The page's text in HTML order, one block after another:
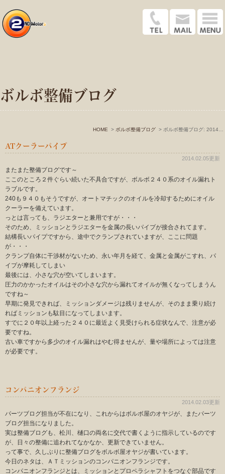
ボルボ整備ブログ
HOME ボルボ整備ブログ
ATクーラーパイプ
2014.02.05更新
またまた整備ブログです～
ここのところ２件ぐらい続いた不具合ですが、ボルボ２４０系のオイル漏れト
ラブルです。
240も９４０もそうですが、オートマチックのオイルを冷却するためにオイル
クーラーを備えています。
っとは言っても、ラジエターと兼用ですが・・・
そのため、ミッションとラジエターを金属の長いパイプが接合されてます。
結構長いパイプですから、途中でクランプされていますが、ここに問題
が・・・
クランプ自体に干渉材がないため、永い年月を経て、金属と金属がこすれ、パ
イプが摩耗してしまい
最後には、小さな穴が空いてしまいます。
圧力のかかったオイルはその小さな穴から漏れてオイルが無くなってしまうん
ですね～
早期に発見できれば、ミッションダメージは残りませんが、そのまま乗り続け
ればミッションも駄目になってしまいます。
すでに２０年以上経った２４０に最近よく見受けられる症状なんで、注意が必
要ですね。
古い車ですから多少のオイル漏れはやむ得ませんが、量や場所によっては注意
が必要です。
コンパニオンフランジ
2014.02.03更新
パーツブログ担当が不在になり、これからはボルボ屋のオヤジが、またパーツ
ブログ担当になりました。
実は整備ブログも、松川、樋口の両名に交代で書くように指示しているのです
が、日々の整備に追われてなかなか、更新できていません。
って事で、久しぶりに整備ブログをボルボ屋オヤジが書いています。
今日のネタは、ＡＴミッションのコンパニオンフランジです。
コンパニオンフランジとは、ミッションとプロペラシャフトをつなぐ部品です